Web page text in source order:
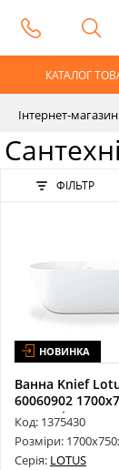
КАТАЛОГ
Інтернет-
ФІЛЬТР
НОВИНКА
Ванна Knief
60060902
Stone Slot...
Код: 1375430
Розміри:
Серія: LOTUS